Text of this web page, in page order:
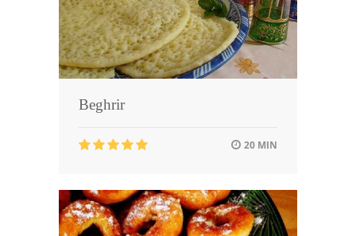
Beghrir
20 MIN